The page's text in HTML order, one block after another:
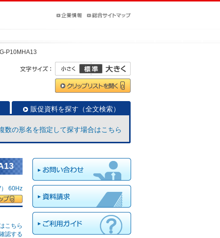
P10MHA13
販促資料を探す（全文検索）
数の形名を指定して探す場合はこちら
60Hz
こちら
認する